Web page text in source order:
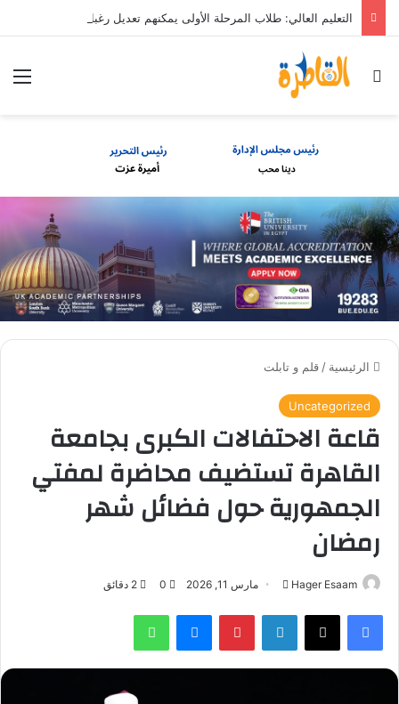
بحث عن
الرئيسية / قلم و تابلت
Uncategorized
قاعة الاحتفالات الكبرى بجامعة
القاهرة تستضيف محاضرة لمفتي
الجمهورية حول فضائل شهر
رمضان
Hager Esaam
أرسل
إلكترونيا
مارس 11, 2026 0
فيسبوك ‫X لينكدإن بينتيريستماسنجر واتساب